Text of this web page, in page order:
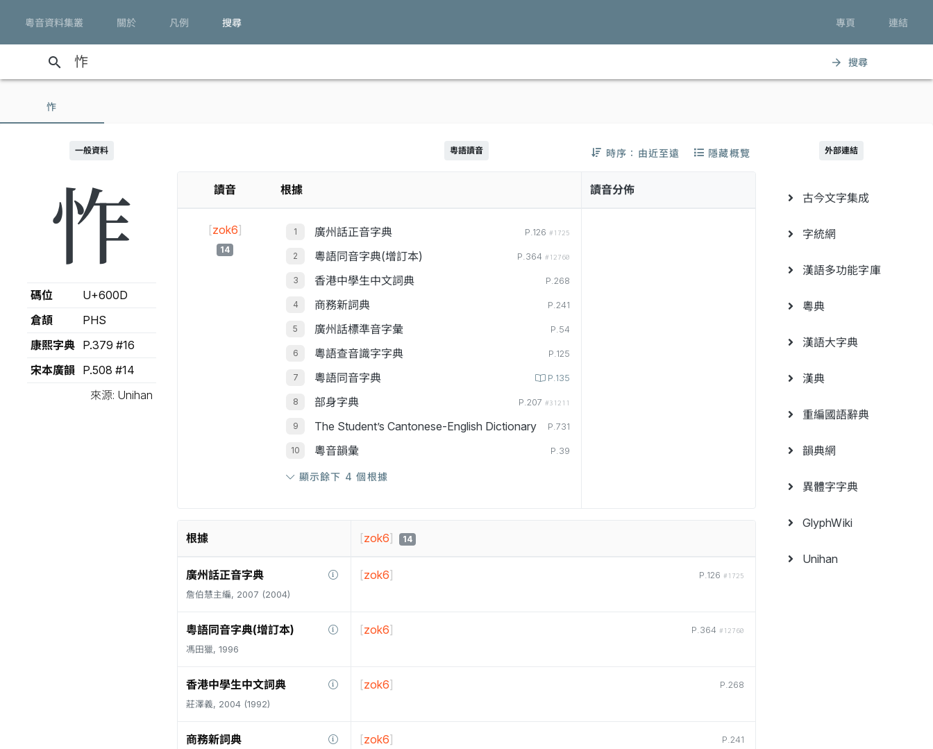
粵音資料集叢 關於 凡例 搜尋 專頁 連結
search arrow_forward 搜尋
怍
一般資料
怍
碼位
U+600D
倉頡
PHS
康熙字典
P.379 #16
宋本廣韻
P.508 #14
來源: Unihan
粵語讀音 時序：由近至遠 隱藏概覽
讀音 根據
[zok6]
14
廣州話正音字典 P.126 #1725
粵語同音字典(增訂本) P.364 #12760
香港中學生中文詞典 P.268
商務新詞典 P.241
廣州話標準音字彙 P.54
粵語查音識字字典 P.125
粵語同音字典 P.135
部身字典 P.207 #31211
The Student’s Cantonese-English Dictionary P.731
粵音韻彙 P.39
顯示餘下 4 個根據
讀音分佈
根據 [zok6] 14
廣州話正音字典
詹伯慧主編, 2007 (2004)
P.126 #1725
[zok6]
粵語同音字典(增訂本)
馮田獵, 1996
P.364 #12760
[zok6]
香港中學生中文詞典
莊澤義, 2004 (1992)
P.268
[zok6]
商務新詞典 P.241
[zok6]
外部連結
古今文字集成
字統網
漢語多功能字庫
粵典
漢語大字典
漢典
重編國語辭典
韻典網
異體字字典
GlyphWiki
Unihan